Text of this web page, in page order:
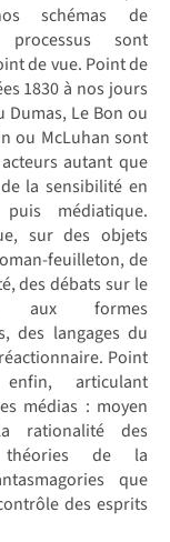
schémas de
processus sont
de vue. Point de
1830 à nos jours
Dumas, Le Bon ou
ou McLuhan sont
autant que
la sensibilité en
médiatique.
sur des objets
feuilleton, de
des débats sur le
aux formes
des langages du
Point
articulant
médias : moyen
rationalité des
de la
que
des esprits